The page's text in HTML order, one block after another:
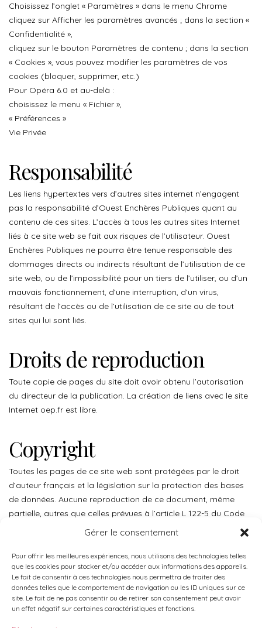
Gérer le consentement
Pour offrir les meilleures expériences, nous utilisons des technologies telles
que les cookies pour stocker et/ou accéder aux informations des appareils.
Le fait de consentir à ces technologies nous permettra de traiter des
données telles que le comportement de navigation ou les ID uniques sur ce
site. Le fait de ne pas consentir ou de retirer son consentement peut avoir
un effet négatif sur certaines caractéristiques et fonctions.
Choisissez l’onglet « Paramètres » dans le menu Chrome
cliquez sur Afficher les paramètres avancés ; dans la section «
Confidentialité »,
cliquez sur le bouton Paramètres de contenu ; dans la section
« Cookies », vous pouvez modifier les paramètres de vos
cookies (bloquer, supprimer, etc.)
Pour Opéra 6.0 et au-delà :
choisissez le menu « Fichier »,
« Préférences »
Vie Privée
Responsabilité
Les liens hypertextes vers d’autres sites internet n’engagent
pas la responsabilité d’Ouest Enchères Publiques quant au
contenu de ces sites. L’accès à tous les autres sites Internet
liés à ce site web se fait aux risques de l’utilisateur. Ouest
Enchères Publiques ne pourra être tenue responsable des
dommages directs ou indirects résultant de l’utilisation de ce
site web, ou de l’impossibilité pour un tiers de l’utiliser, ou d’un
mauvais fonctionnement, d’une interruption, d’un virus,
résultant de l’accès ou de l’utilisation de ce site ou de tout
sites qui lui sont liés.
Droits de reproduction
Toute copie de pages du site doit avoir obtenu l’autorisation
du directeur de la publication. La création de liens avec le site
Internet oep.fr est libre.
Copyright
Toutes les pages de ce site web sont protégées par le droit
d’auteur français et la législation sur la protection des bases
de données. Aucune reproduction de ce document, même
partielle, autres que celles prévues à l’article L 122-5 du Code
de la propriété intellectuelle, ne peut être faite sans